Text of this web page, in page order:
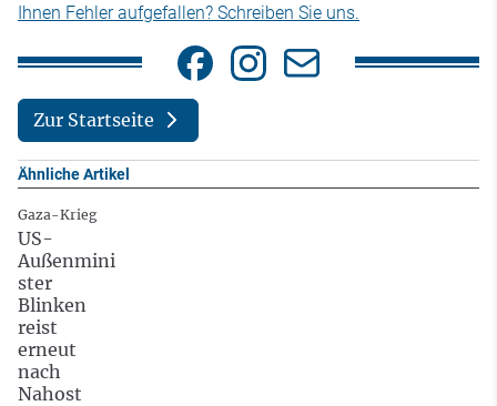
Ihnen Fehler aufgefallen? Schreiben Sie uns.
Zur Startseite
Ähnliche Artikel
Gaza-Krieg
US-
Außenmini
ster
Blinken
reist
erneut
nach
Nahost